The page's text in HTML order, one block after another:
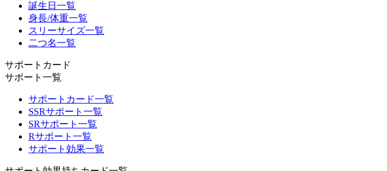
誕生日一覧
身長/体重一覧
スリーサイズ一覧
二つ名一覧
サポートカード
サポート一覧
サポートカード一覧
SSRサポート一覧
SRサポート一覧
Rサポート一覧
サポート効果一覧